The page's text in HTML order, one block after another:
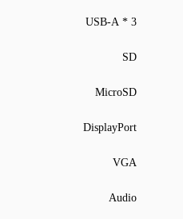
3 * USB-A
SD
MicroSD
DisplayPort
VGA
Audio